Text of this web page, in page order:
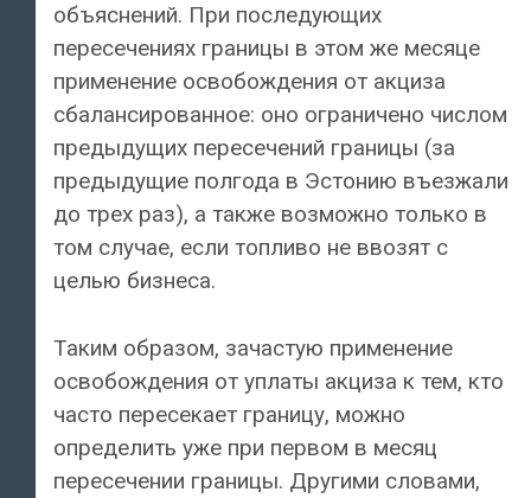
объяснений. При последующих
пересечениях границы в этом же месяце
применение освобождения от акциза
сбалансированное: оно ограничено числом
предыдущих пересечений границы (за
предыдущие полгода в Эстонию въезжали
до трех раз), а также возможно только в
том случае, если топливо не ввозят с
целью бизнеса.
Таким образом, зачастую применение
освобождения от уплаты акциза к тем, кто
часто пересекает границу, можно
определить уже при первом в месяц
пересечении границы. Другими словами,